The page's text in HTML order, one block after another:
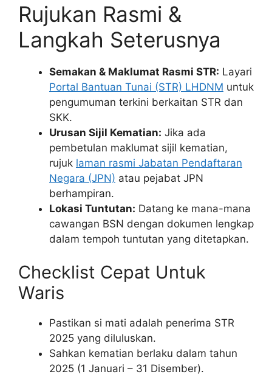
Rujukan Rasmi &
Langkah Seterusnya
Semakan & Maklumat Rasmi STR: Layari
Portal Bantuan Tunai (STR) LHDNM untuk
pengumuman terkini berkaitan STR dan
SKK.
Urusan Sijil Kematian: Jika ada
pembetulan maklumat sijil kematian,
rujuk laman rasmi Jabatan Pendaftaran
Negara (JPN) atau pejabat JPN
berhampiran.
Lokasi Tuntutan: Datang ke mana-mana
cawangan BSN dengan dokumen lengkap
dalam tempoh tuntutan yang ditetapkan.
Checklist Cepat Untuk
Waris
Pastikan si mati adalah penerima STR
2025 yang diluluskan.
Sahkan kematian berlaku dalam tahun
2025 (1 Januari – 31 Disember).